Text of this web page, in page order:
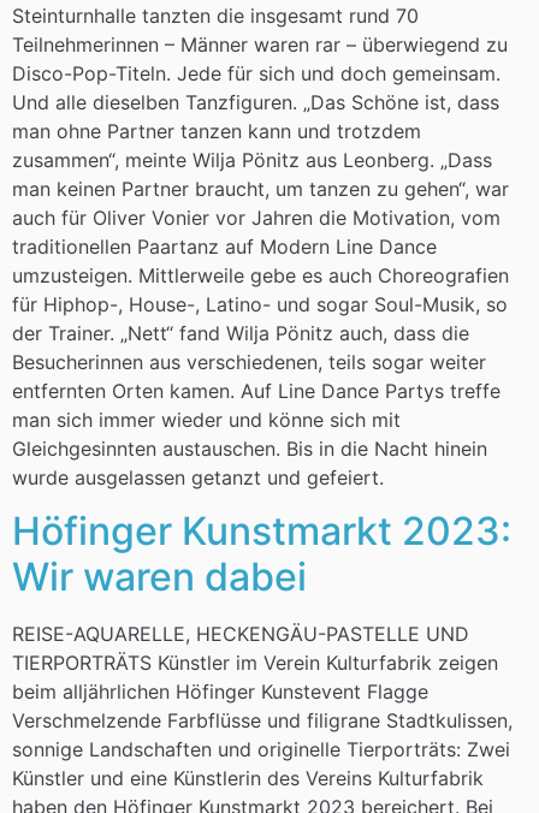
Steinturnhalle tanzten die insgesamt rund 70
Teilnehmerinnen – Männer waren rar – überwiegend zu
Disco-Pop-Titeln. Jede für sich und doch gemeinsam.
Und alle dieselben Tanzfiguren. „Das Schöne ist, dass
man ohne Partner tanzen kann und trotzdem
zusammen“, meinte Wilja Pönitz aus Leonberg. „Dass
man keinen Partner braucht, um tanzen zu gehen“, war
auch für Oliver Vonier vor Jahren die Motivation, vom
traditionellen Paartanz auf Modern Line Dance
umzusteigen. Mittlerweile gebe es auch Choreografien
für Hiphop-, House-, Latino- und sogar Soul-Musik, so
der Trainer. „Nett“ fand Wilja Pönitz auch, dass die
Besucherinnen aus verschiedenen, teils sogar weiter
entfernten Orten kamen. Auf Line Dance Partys treffe
man sich immer wieder und könne sich mit
Gleichgesinnten austauschen. Bis in die Nacht hinein
wurde ausgelassen getanzt und gefeiert.
Höfinger Kunstmarkt 2023:
Wir waren dabei
REISE-AQUARELLE, HECKENGÄU-PASTELLE UND
TIERPORTRÄTS Künstler im Verein Kulturfabrik zeigen
beim alljährlichen Höfinger Kunstevent Flagge
Verschmelzende Farbflüsse und filigrane Stadtkulissen,
sonnige Landschaften und originelle Tierporträts: Zwei
Künstler und eine Künstlerin des Vereins Kulturfabrik
haben den Höfinger Kunstmarkt 2023 bereichert. Bei